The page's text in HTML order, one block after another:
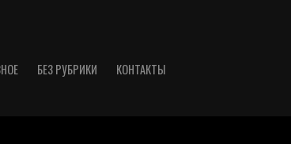
БЕЗ РУБРИКИ КОНТАКТЫ